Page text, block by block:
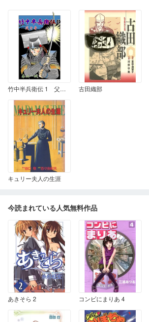
竹中半兵衛伝 1 父と子 古田織部
キュリー夫人の生涯
今読まれている人気無料作品
あきそら 2 コンビにまりあ 4